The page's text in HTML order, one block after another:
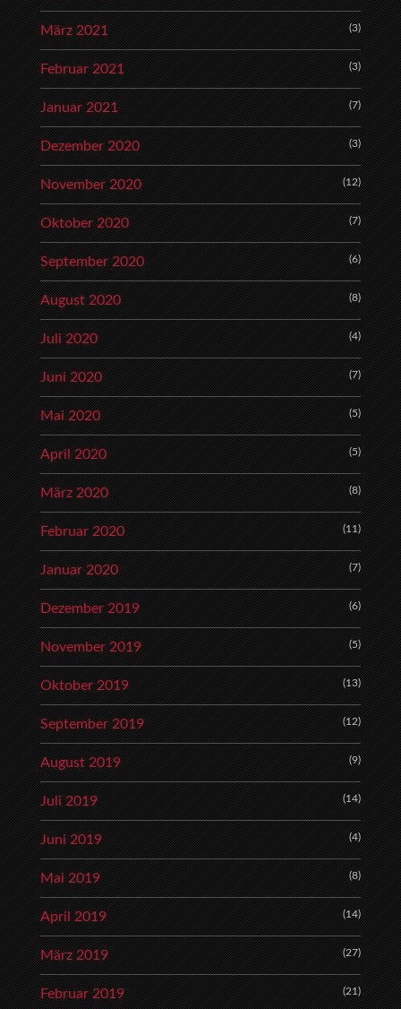
März 2021 (3)
Februar 2021 (3)
Januar 2021 (7)
Dezember 2020 (3)
November 2020 (12)
Oktober 2020 (7)
September 2020 (6)
August 2020 (8)
Juli 2020 (4)
Juni 2020 (7)
Mai 2020 (5)
April 2020 (5)
März 2020 (8)
Februar 2020 (11)
Januar 2020 (7)
Dezember 2019 (6)
November 2019 (5)
Oktober 2019 (13)
September 2019 (12)
August 2019 (9)
Juli 2019 (14)
Juni 2019 (4)
Mai 2019 (8)
April 2019 (14)
März 2019 (27)
Februar 2019 (21)